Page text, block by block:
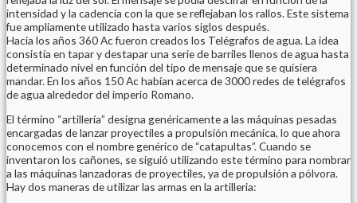
intensidad y la cadencia con la que se reflejaban los rallos. Este sistema
fue ampliamente utilizado hasta varios siglos después.
Hacia los años 360 Ac fueron creados los Telégrafos de agua. La idea
consistía en tapar y destapar una serie de barriles llenos de agua hasta
determinado nivel en función del tipo de mensaje que se quisiera
mandar. En los años 150 Ac habían acerca de 3000 redes de telégrafos
de agua alrededor del imperio Romano.
El término “artillería” designa genéricamente a las máquinas pesadas
encargadas de lanzar proyectiles a propulsión mecánica, lo que ahora
conocemos con el nombre genérico de “catapultas”. Cuando se
inventaron los cañones, se siguió utilizando este término para nombrar
a las máquinas lanzadoras de proyectiles, ya de propulsión a pólvora.
Hay dos maneras de utilizar las armas en la artilleria: